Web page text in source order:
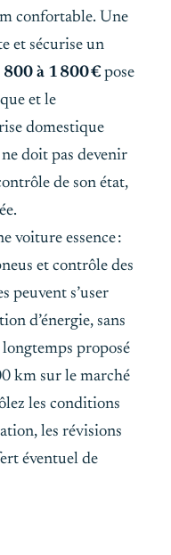
confortable. Une
et sécurise un
800 à 1 800 € pose
et le
domestique
doit pas devenir
de son état,
voiture essence :
et contrôle des
peuvent s’user
d’énergie, sans
longtemps proposé
km sur le marché
les conditions
les révisions
éventuel de